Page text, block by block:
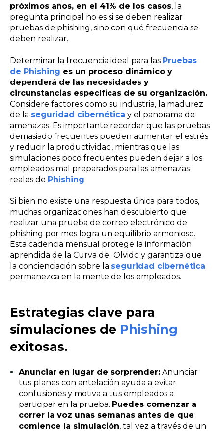
próximos años, en el 41% de los casos, la
pregunta principal no es si se deben realizar
pruebas de phishing, sino con qué frecuencia se
deben realizar.
Determinar la frecuencia ideal para las Pruebas
de Phishing es un proceso dinámico y
dependerá de las necesidades y
circunstancias específicas de su organización.
Considere factores como su industria, la madurez
de la seguridad cibernética y el panorama de
amenazas. Es importante recordar que las pruebas
demasiado frecuentes pueden aumentar el estrés
y reducir la productividad, mientras que las
simulaciones poco frecuentes pueden dejar a los
empleados mal preparados para las amenazas
reales de Phishing.
Si bien no existe una respuesta única para todos,
muchas organizaciones han descubierto que
realizar una prueba de correo electrónico de
phishing por mes logra un equilibrio armonioso.
Esta cadencia mensual protege la información
aprendida de la Curva del Olvido y garantiza que
la concienciación sobre la seguridad cibernética
permanezca en la mente de los empleados.
Estrategias clave para
simulaciones de Phishing
exitosas.
Anunciar en lugar de sorprender:Anunciar
tus planes con antelación ayuda a evitar
confusiones y motiva a tus empleados a
participar en la prueba. Puedes comenzar a
correr la voz unas semanas antes de que
comience la simulación, tal vez a través de un